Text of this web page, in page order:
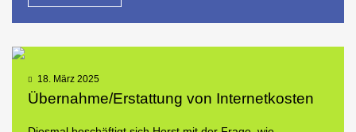
18. März 2025
Übernahme/Erstattung von Internetkosten